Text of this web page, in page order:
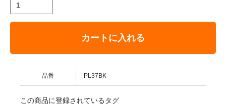
カートに入れる
品番 PL37BK
この商品に登録されているタグ